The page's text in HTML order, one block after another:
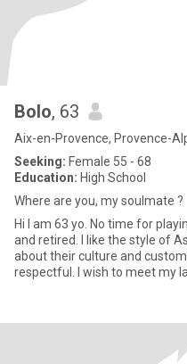
Bolo, 63
Aix-en-Provence, Provence-
Seeking: Female 55 - 68
Education: High School
Where are you, my soulmate ?
Hi I am 63 yo. No time for
and retired. I like the style of
about their culture and
respectful. I wish to meet my